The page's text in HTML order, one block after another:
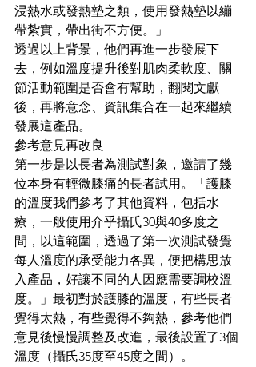
浸熱水或發熱墊之類，使用發熱墊以繃
帶紮實，帶出街不方便。」
透過以上背景，他們再進一步發展下
去，例如溫度提升後對肌肉柔軟度、關
節活動範圍是否會有幫助，翻閱文獻
後，再將意念、資訊集合在一起來繼續
發展這產品。
參考意見再改良
第一步是以長者為測試對象，邀請了幾
位本身有輕微膝痛的長者試用。「護膝
的溫度我們參考了其他資料，包括水
療，一般使用介乎攝氏30與40多度之
間，以這範圍，透過了第一次測試發覺
每人溫度的承受能力各異，便把構思放
入產品，好讓不同的人因應需要調校溫
度。」最初對於護膝的溫度，有些長者
覺得太熱，有些覺得不夠熱，參考他們
意見後慢慢調整及改進，最後設置了3個
溫度（攝氏35度至45度之間）。